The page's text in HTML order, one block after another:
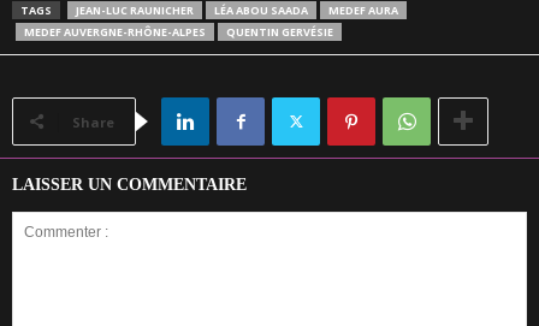
TAGS JEAN-LUC RAUNICHER LÉA ABOU SAADA
MEDEF AURA
MEDEF AUVERGNE-RHÔNE-ALPES
QUENTIN GERVÉSIE
Share
LAISSER UN COMMENTAIRE